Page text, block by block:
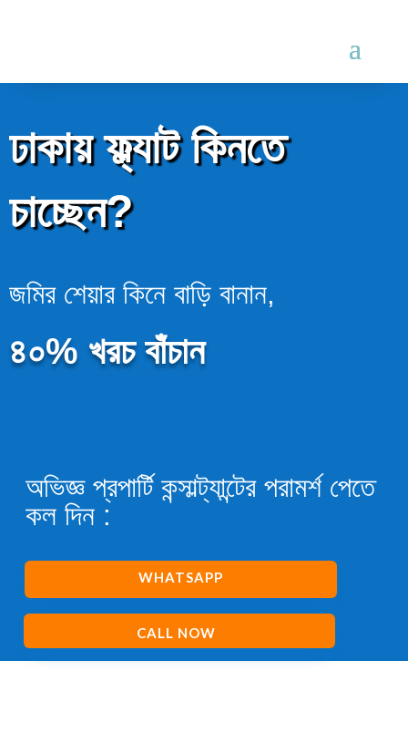
ঢাকায় ফ্ল্যাট কিনতে
চাচ্ছেন?
জমির শেয়ার কিনে বাড়ি বানান,
৪০% খরচ বাঁচান
অভিজ্ঞ প্রপার্টি কন্সাল্ট্যান্টের পরামর্শ পেতে
কল দিন :
WHATSAPP
CALL NOW